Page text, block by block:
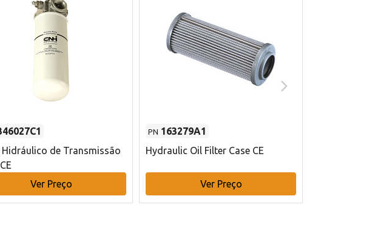
Hidráulico de Transmissão
Ver Preço
PN 163279A1
Hydraulic Oil Filter Case CE
Ver Preço